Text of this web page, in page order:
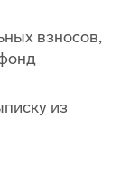
взносов,
из